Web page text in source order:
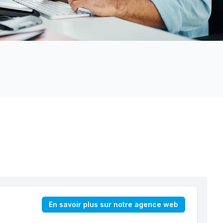
En savoir plus sur notre agence web